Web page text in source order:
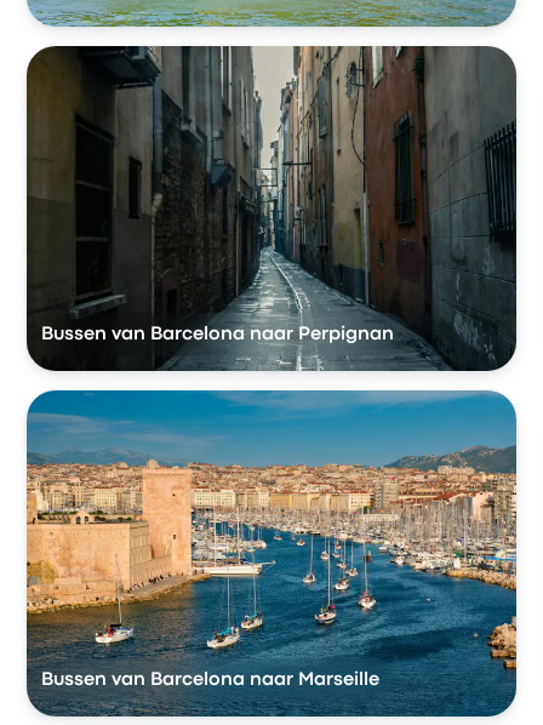
Bussen van Barcelona naar Perpignan
Bussen van Barcelona naar Marseille